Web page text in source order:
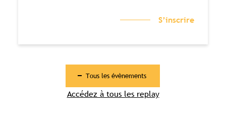
S’inscrire
Tous les évènements
Accédez à tous les replay